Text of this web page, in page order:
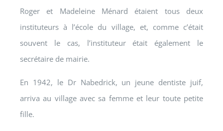
Roger et Madeleine Ménard étaient tous deux
instituteurs à l’école du village, et, comme c’était
souvent le cas, l’instituteur était également le
secrétaire de mairie.
En 1942, le Dr Nabedrick, un jeune dentiste juif,
arriva au village avec sa femme et leur toute petite
fille.